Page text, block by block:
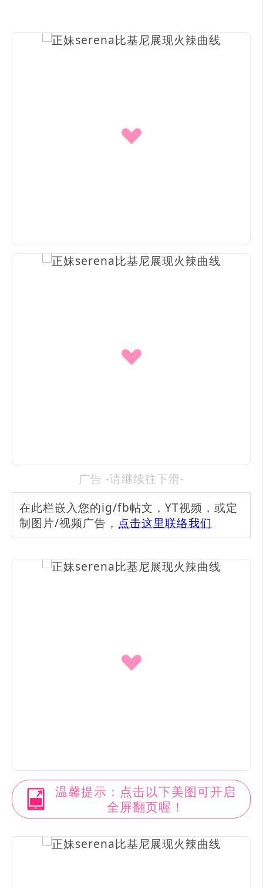
广告 -请继续往下滑-
在此栏嵌入您的ig/fb帖文，YT视频，或定
制图片/视频广告， 点击这里联络我们
温馨提示：点击以下美图可开启
全屏翻页喔！